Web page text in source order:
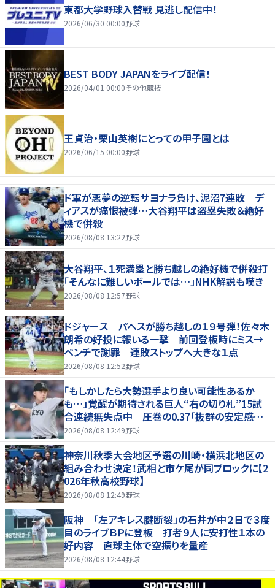
東都大学野球入替戦 見逃し配信中！
2026/06/30 00:00野球
BEST BODY JAPANをライブ配信！
2026/04/01 00:00その他競技
王貞治・栗山英樹にとっての甲子園とは
2026/06/15 00:00野球
ド軍が悪夢の逆転サヨナラ負け、泥沼7連敗 デ
ィアスが痛恨被弾…大谷翔平は盗塁失敗＆絶好
機で併殺
2026/08/08 13:22野球
大谷翔平、１死満塁と勝ち越しの絶好機で併殺打
「そんなに難しいボールでは…」NHK解説も嘆き
2026/08/08 12:57野球
ドジャース パヘスが勝ち越しの１９号弾！佐々木
朗希の好投に報いる一撃 前回登板時にミス→
ベンチで謝罪 連敗ストップへ大きな１点
2026/08/08 12:52野球
「もしかしたら大勢選手より良い可能性あるか
も…」覚醒が期待される巨人“右の切り札”15試
合連続無失点中 圧巻の0.37「抜群の安定感を
持っている」
2026/08/08 12:49野球
神奈川秋季大会地区予選の川崎・横浜北地区の
組み合わせ決定！武相と市ケ尾が同ブロックに【2
026年秋高校野球】
2026/08/08 12:49野球
阪神 「左アキレス腱断裂」の石井が中２日で３度
目のライブＢＰに登板 打者９人に安打性１本の
好内容 直球主体で空振りを量産
2026/08/08 12:44野球